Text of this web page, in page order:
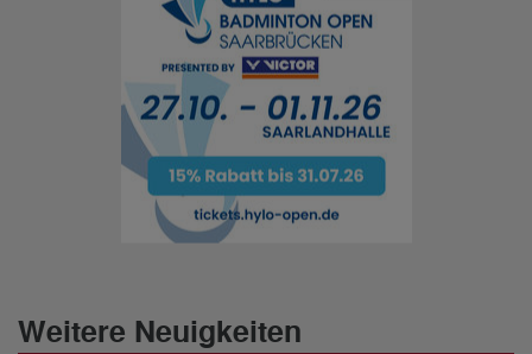
Weitere Neuigkeiten